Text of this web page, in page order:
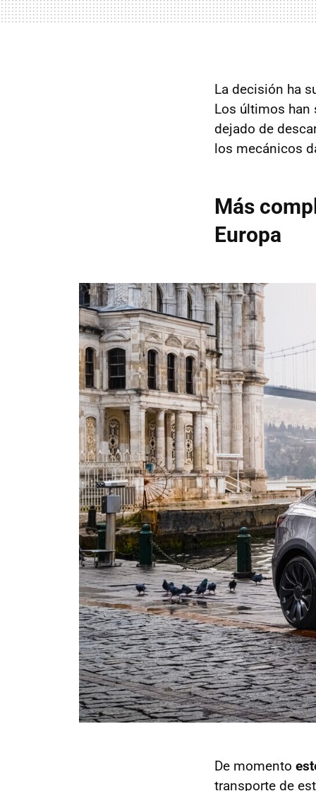
La decisión ha
Los últimos han
dejado de
los mecánicos
Más
Europa
De momento
transporte de